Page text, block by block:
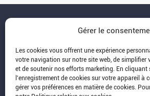
Gérer le
Les cookies vous offrent une expérience
votre navigation sur notre site web, de simplifier
et de soutenir nos efforts marketing. En cliquant
l'enregistrement de cookies sur votre appareil à
gérer vos préférences en matière de cookies.